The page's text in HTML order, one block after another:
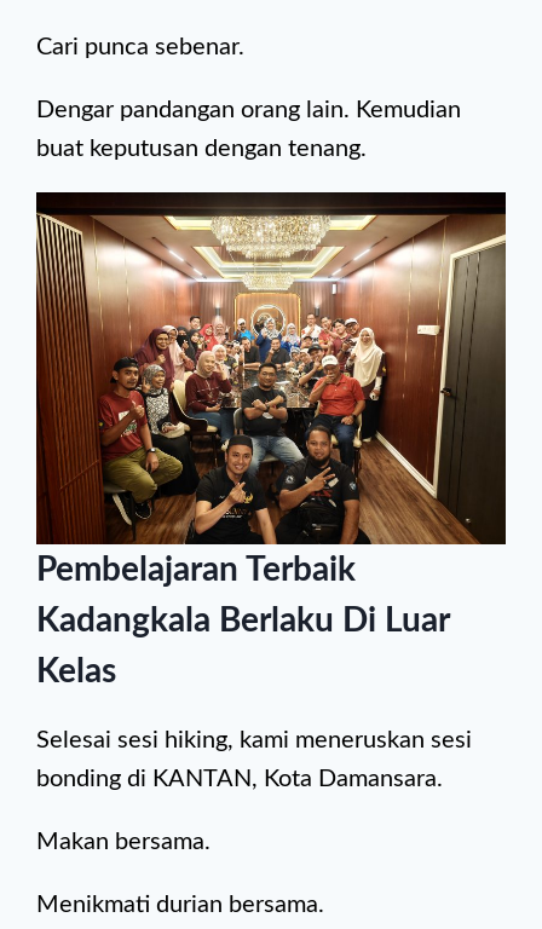
Cari punca sebenar.
Dengar pandangan orang lain. Kemudian
buat keputusan dengan tenang.
Pembelajaran Terbaik
Kadangkala Berlaku Di Luar
Kelas
Selesai sesi hiking, kami meneruskan sesi
bonding di KANTAN, Kota Damansara.
Makan bersama.
Menikmati durian bersama.